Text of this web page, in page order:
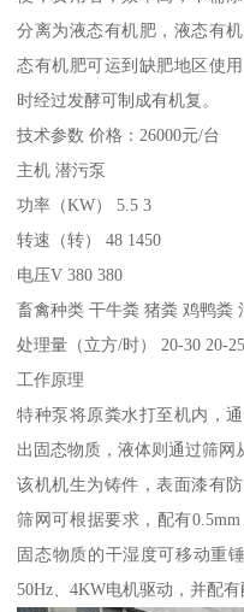
分离为液态有机肥，液态有
态有机肥可运到缺肥地区使
时经过发酵可制成有机复。
技术参数 价格：26000元/台
主机 潜污泵
功率（KW） 5.5 3
转速（转） 48 1450
电压V 380 380
畜禽种类 干牛粪 猪粪 鸡鸭粪
处理量（立方/时） 20-30 20-
工作原理
特种泵将原粪水打至机内，
出固态物质，液体则通过筛网
该机机生为铸件，表面漆有
筛网可根据要求，配有0.5mm
固态物质的干湿度可移动重
50Hz、4KW电机驱动，并配有